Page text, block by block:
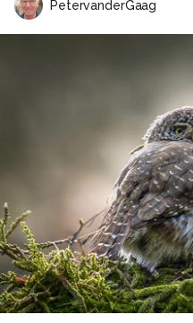
PetervanderGaag